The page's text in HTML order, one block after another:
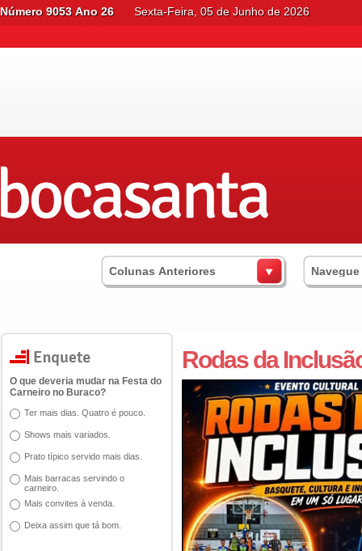
Número 9053 Ano 26 Sexta-Feira, 05 de Junho de 2026
Colunas Anteriores
O que deveria mudar na Festa do
Carneiro no Buraco?
Ter mais dias. Quatro é pouco.
Shows mais variados.
Prato típico servido mais dias.
Mais barracas servindo o
carneiro.
Mais convites à venda.
Deixa assim que tá bom.
Rodas da